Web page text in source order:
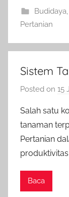
Budidaya,
Pertanian
Sistem
Posted on 15
Salah satu
tanaman
Pertanian
Baca